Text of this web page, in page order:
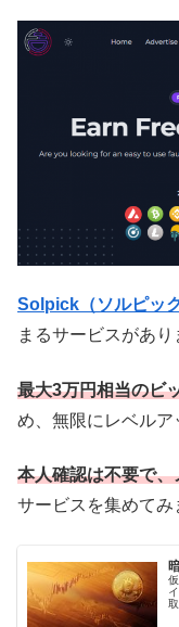
Solpick（ソルピック
まるサービスがあり
最大3万円相当のビ
め、無限にレベルア
本人確認は不要で
サービスを集めてみ